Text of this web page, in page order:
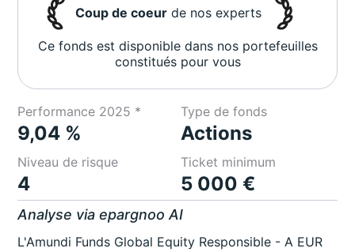
Coup de coeur de nos experts
Ce fonds est disponible dans nos portefeuilles
constitués pour vous
Performance 2025 *
9,04 %
Type de fonds
Actions
Niveau de risque
4
Ticket minimum
5 000 €
Analyse via epargnoo AI
L'Amundi Funds Global Equity Responsible - A EUR